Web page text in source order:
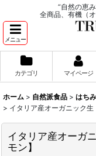
“自然の恵
全商品、有機（
メニュー
カテゴリ マイページ
ホーム > 自然派食品 > はち
> イタリア産オーガニック
イタリア産オーガ
モン】